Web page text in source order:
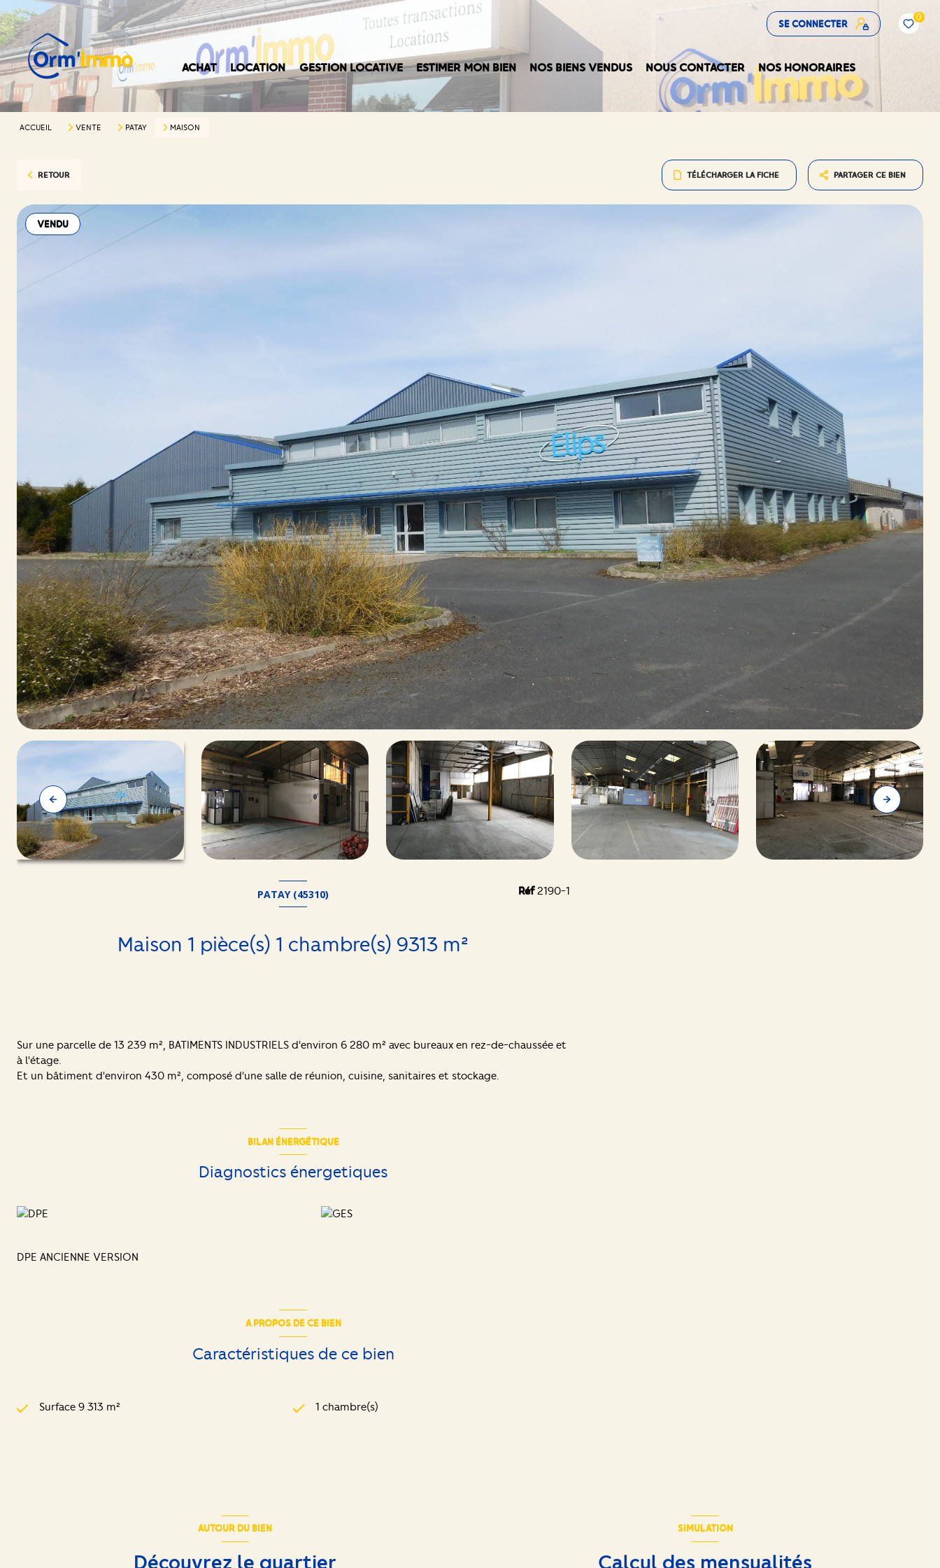
SE CONNECTER
0
ACHAT LOCATION GESTION LOCATIVE ESTIMER MON BIEN NOS BIENS VENDUS NOUS CONTACTER NOS HONORAIRES
ACCUEIL VENTE PATAY MAISON
RETOUR TÉLÉCHARGER LA FICHE PARTAGER CE BIEN
VENDU
PATAY (45310)
Maison 1 pièce(s) 1 chambre(s) 9313 m²
Réf2190-1
Sur une parcelle de 13 239 m², BATIMENTS INDUSTRIELS d'environ 6 280 m² avec bureaux en rez-de-chaussée et
à l'étage.
Et un bâtiment d'environ 430 m², composé d'une salle de réunion, cuisine, sanitaires et stockage.
BILAN ÉNERGÉTIQUE
Diagnostics énergetiques
DPE ANCIENNE VERSION
A PROPOS DE CE BIEN
Caractéristiques de ce bien
Surface 9 313 m² 1 chambre(s)
AUTOUR DU BIEN
Découvrez le quartier
SIMULATION
Calcul des mensualités